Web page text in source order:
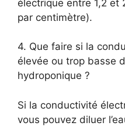
électrique entre 1,2 et
par centimètre).
4. Que faire si la
élevée ou trop basse
hydroponique ?
Si la conductivité
vous pouvez diluer